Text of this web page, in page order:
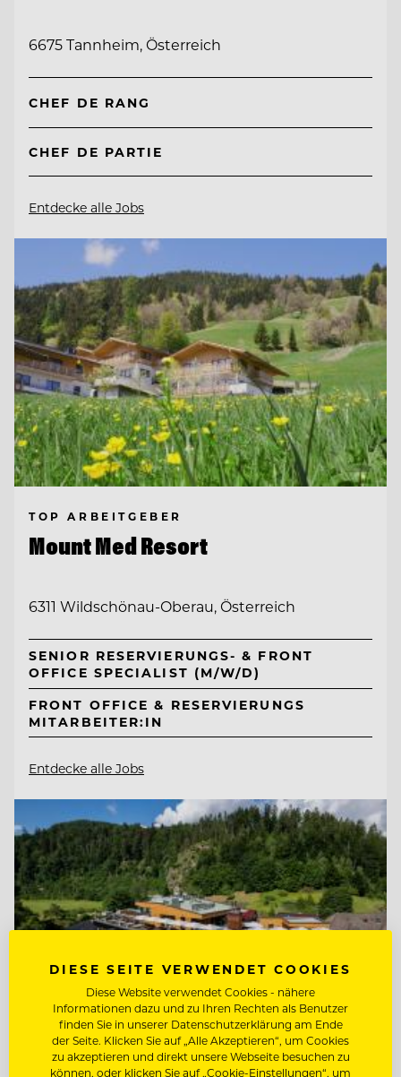
6675 Tannheim, Österreich
CHEF DE RANG
CHEF DE PARTIE
Entdecke alle Jobs
TOP ARBEITGEBER
Mount Med Resort
6311 Wildschönau-Oberau, Österreich
SENIOR RESERVIERUNGS- & FRONT
OFFICE SPECIALIST (M/W/D)
FRONT OFFICE & RESERVIERUNGS
MITARBEITER:IN
Entdecke alle Jobs
DIESE SEITE VERWENDET COOKIES
Diese Website verwendet Cookies - nähere
Informationen dazu und zu Ihren Rechten als Benutzer
finden Sie in unserer Datenschutzerklärung am Ende
der Seite. Klicken Sie auf „Alle Akzeptieren“, um Cookies
zu akzeptieren und direkt unsere Webseite besuchen zu
können, oder klicken Sie auf „Cookie-Einstellungen“, um